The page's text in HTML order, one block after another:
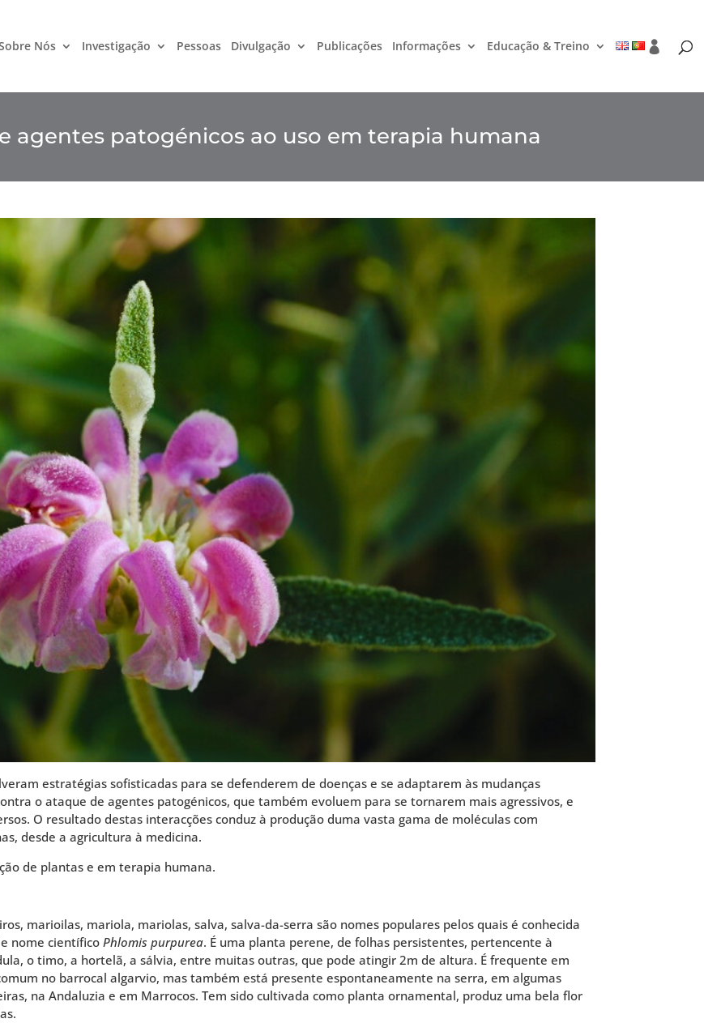
Nós Investigação Pessoas Divulgação Publicações Informações Educação & Treino
agentes patogénicos ao uso em terapia humana
estratégias sofisticadas para se defenderem de doenças e se adaptarem às mudanças
o ataque de agentes patogénicos, que também evoluem para se tornarem mais agressivos, e
O resultado destas interacções conduz à produção duma vasta gama de moléculas com
desde a agricultura à medicina.
de plantas e em terapia humana.
marioilas, mariola, mariolas, salva, salva-da-serra são nomes populares pelos quais é conhecida
nome científicoPhlomis purpurea. É uma planta perene, de folhas persistentes, pertencente à
o timo, a hortelã, a sálvia, entre muitas outras, que pode atingir 2m de altura. É frequente em
no barrocal algarvio, mas também está presente espontaneamente na serra, em algumas
na Andaluzia e em Marrocos. Tem sido cultivada como planta ornamental, produz uma bela flor